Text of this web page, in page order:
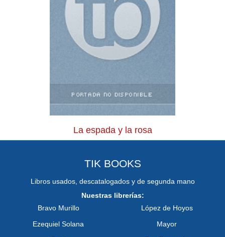
La espada y la rosa
TIK BOOKS
Libros usados, descatalogados y de segunda mano
Nuestras librerías:
Bravo Murillo
Ezequiel Solana
López de Hoyos
Mayor